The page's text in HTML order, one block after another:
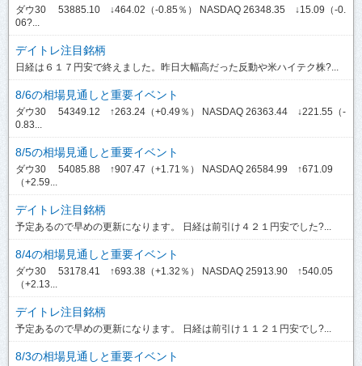
ダウ30 53885.10 ↓464.02（-0.85％） NASDAQ 26348.35 ↓15.09（-0.
06?...
デイトレ注目銘柄
日経は６１７円安で終えました。昨日大幅高だった反動や米ハイテク株?...
8/6の相場見通しと重要イベント
ダウ30 54349.12 ↑263.24（+0.49％） NASDAQ 26363.44 ↓221.55（-
0.83...
8/5の相場見通しと重要イベント
ダウ30 54085.88 ↑907.47（+1.71％） NASDAQ 26584.99 ↑671.09
（+2.59...
デイトレ注目銘柄
予定あるので早めの更新になります。 日経は前引け４２１円安でした?...
8/4の相場見通しと重要イベント
ダウ30 53178.41 ↑693.38（+1.32％） NASDAQ 25913.90 ↑540.05
（+2.13...
デイトレ注目銘柄
予定あるので早めの更新になります。 日経は前引け１１２１円安でし?...
8/3の相場見通しと重要イベント